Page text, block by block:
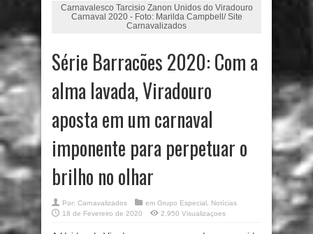
Carnavalesco Tarcisio Zanon Unidos do Viradouro
Carnaval 2020 - Foto: Marilda Campbell/ Site
Carnavalizados
Série Barracões 2020: Com a
alma lavada, Viradouro
aposta em um carnaval
imponente para perpetuar o
brilho no olhar
Por: Carnavalizados em Grupo Especial , Notícias
18 de Fevereiro de 2020
2,950 Visualizaçoes